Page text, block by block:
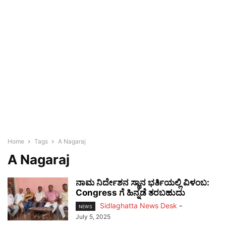
Home Tags A Nagaraj
A Nagaraj
ನಾಮ ನಿರ್ದೇಶನ ಸ್ಥಾನ ಭರ್ತಿಯಲ್ಲಿ ವಿಳಂಬ:
Congress ಗೆ ಹಿನ್ನಡೆ ತರಬಹುದು
NEWS Sidlaghatta News Desk -
July 5, 2025